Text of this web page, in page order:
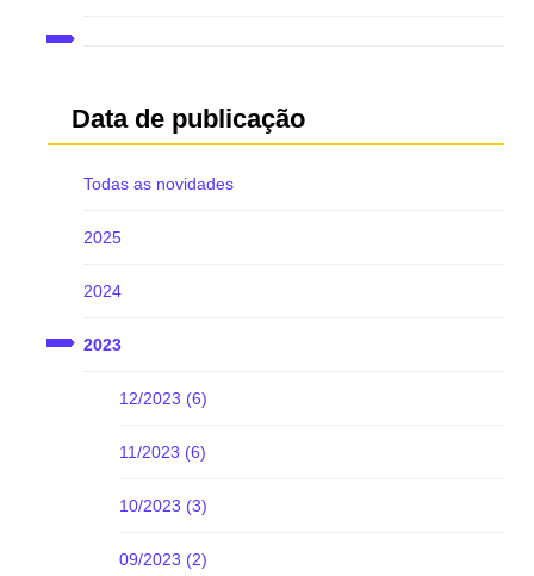
Data de publicação
Todas as novidades
2025
2024
2023
12/2023 (6)
11/2023 (6)
10/2023 (3)
09/2023 (2)